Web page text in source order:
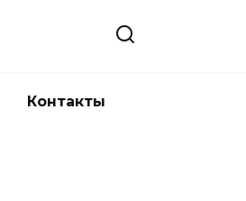
Контакты